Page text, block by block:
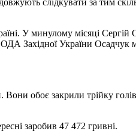
У минулому місяці
ОДА Західної України
обоє закрили трійку
заробив 47 472 гривні.